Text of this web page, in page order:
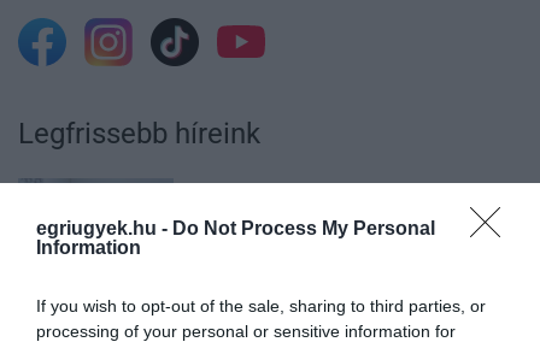
egriugyek.hu - Do Not Process My Personal
Information
If you wish to opt-out of the sale, sharing to third parties, or
processing of your personal or sensitive information for
Legfrissebb híreink
AZ ENDODONCIÁBAN